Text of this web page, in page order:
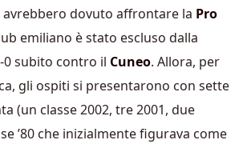
avrebbero dovuto affrontare la Pro
emiliano è stato escluso dalla
0 subito contro il Cuneo. Allora, per
gli ospiti si presentarono con sette
(un classe 2002, tre 2001, due
’80 che inizialmente figurava come